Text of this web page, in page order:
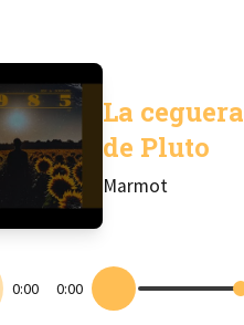
La ceguera
de Pluto
Marmot
0:00 0:00